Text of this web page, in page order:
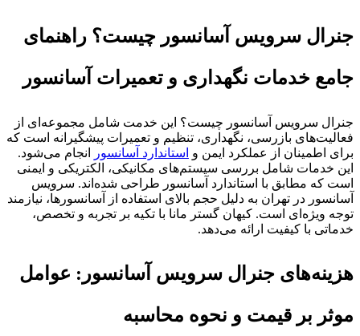
جنرال سرویس آسانسور چیست؟ راهنمای
جامع خدمات نگهداری و تعمیرات آسانسور
جنرال سرویس آسانسور چیست؟ این خدمت شامل مجموعه‌ای از
فعالیت‌های بازرسی، نگهداری، تنظیم و تعمیرات پیشگیرانه است که
برای اطمینان از عملکرد ایمن و استاندارد آسانسور
انجام می‌شود.
این خدمات شامل بررسی سیستم‌های مکانیکی، الکتریکی و ایمنی
است که مطابق با استاندارد آسانسور طراحی شده‌اند. سرویس
آسانسور در تهران به دلیل حجم بالای استفاده از آسانسورها، نیازمند
توجه ویژه‌ای است. کیهان گستر مانا با تکیه بر تجربه و تخصص،
خدماتی با کیفیت ارائه می‌دهد.
هزینه‌های جنرال سرویس آسانسور: عوامل
موثر بر قیمت و نحوه محاسبه